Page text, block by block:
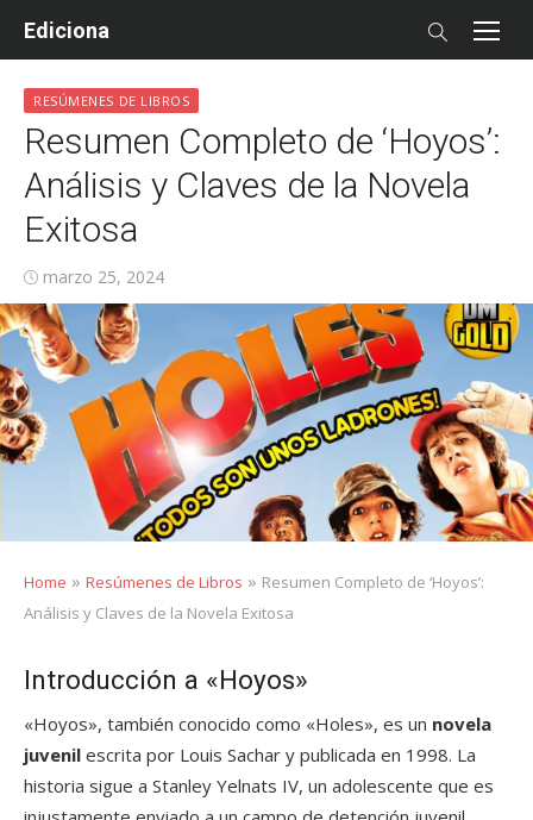
Ediciona
RESÚMENES DE LIBROS
Resumen Completo de ‘Hoyos’:
Análisis y Claves de la Novela
Exitosa
Posted
on
marzo 25, 2024
Home » Resúmenes de Libros » Resumen Completo de ‘Hoyos’:
Análisis y Claves de la Novela Exitosa
Introducción a «Hoyos»
«Hoyos», también conocido como «Holes», es un novela
juvenil escrita por Louis Sachar y publicada en 1998. La
historia sigue a Stanley Yelnats IV, un adolescente que es